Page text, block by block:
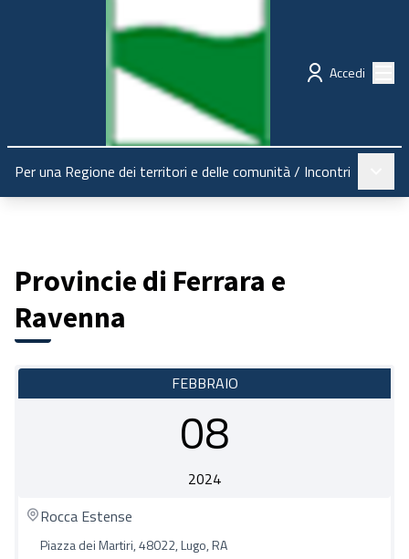
Regione Emilia-Romagna Partecipazione
Accedi
Per una Regione dei territori e delle comunità/ Incontri
Provincie di Ferrara e
Ravenna
FEBBRAIO
08
2024
Rocca Estense
Piazza dei Martiri, 48022, Lugo, RA